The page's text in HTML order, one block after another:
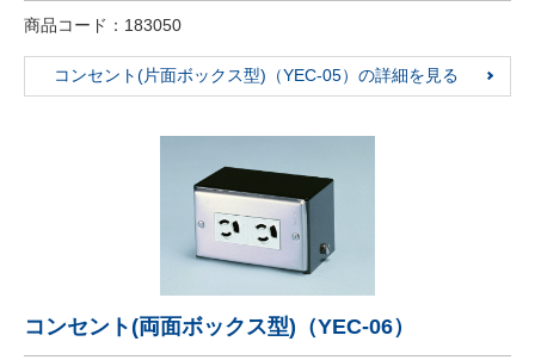
商品コード：183050
コンセント(片面ボックス型)（YEC-05）の詳細を見る
コンセント(両面ボックス型)（YEC-06）